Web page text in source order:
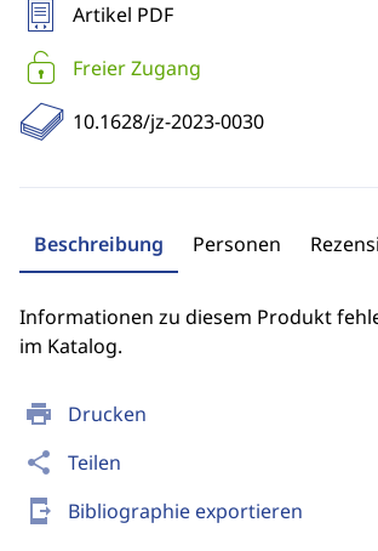
print Drucken
share Teilen
send_to_mobile Bibliographie exportieren
Artikel PDF
Freier Zugang
10.1628/jz-2023-0030
Beschreibung Personen
Informationen zu diesem Produkt
im Katalog.